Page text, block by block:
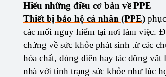
Hiểu những điều cơ bản về PPE
Thiết bị bảo hộ cá nhân (PPE)
các mối nguy hiểm tại nơi làm việc.
chứng về sức khỏe phát sinh từ các
hóa chất, dòng điện hay tác động vật
nhà với tình trạng sức khỏe như lúc